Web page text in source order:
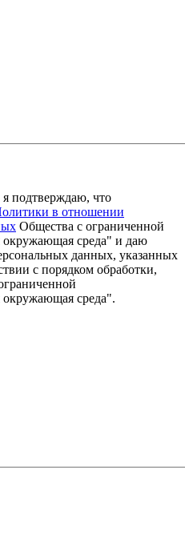
подтверждаю, что
в отношении
Общества с ограниченной
окружающая среда" и даю
данных, указанных
с порядком обработки,
окружающая среда".